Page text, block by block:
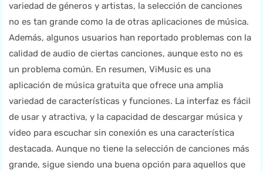
variedad de géneros y artistas, la selección de canciones
no es tan grande como la de otras aplicaciones de música.
Además, algunos usuarios han reportado problemas con la
calidad de audio de ciertas canciones, aunque esto no es
un problema común. En resumen, ViMusic es una
aplicación de música gratuita que ofrece una amplia
variedad de características y funciones. La interfaz es fácil
de usar y atractiva, y la capacidad de descargar música y
video para escuchar sin conexión es una característica
destacada. Aunque no tiene la selección de canciones más
grande, sigue siendo una buena opción para aquellos que